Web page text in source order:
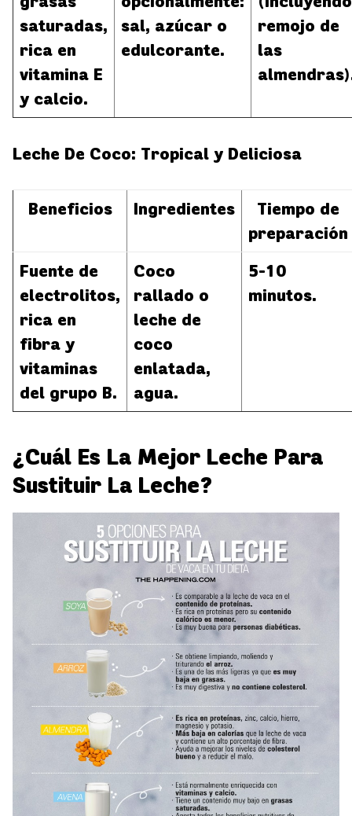
saturadas,
rica en
vitamina E
y calcio.
sal, azúcar o
edulcorante.
remojo de
las
Leche De Coco: Tropical y Deliciosa
Beneficios Ingredientes
Tiempo de
preparación
Fuente de
electrolitos,
rica en
fibra y
vitaminas
del grupo B.
Coco
rallado o
leche de
coco
enlatada,
agua.
5-10
minutos.
¿Cuál Es La Mejor Leche Para
Sustituir La Leche?